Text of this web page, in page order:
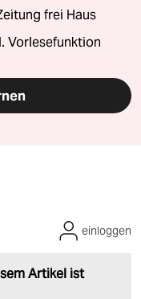
frei Haus
Vorlesefunktion
Artikel ist
einloggen